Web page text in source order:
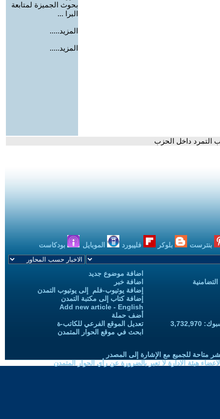
بحوث الجميزة لمتابعة
البرا ...
المزيد.....
المزيد.....
التمرد داخل الحزب
بنترست بلوكر فليبورد الموبايل بودكاست
اضافة موضوع جديد
اضافة خبر
إضافة يوتيوب-فلم إلى يوتيوب التمدن
إضافة كتاب إلى مكتبة التمدن
Add new article - English
أضف حملة
تعديل الموقع الفرعي للكاتب-ة
ابحث في موقع الحوار المتمدن
متاحة للجميع مع الإشارة إلى المصدر
هيئة الادارة لا تعبر بالضرورة عن رأي الحوار المتمدن